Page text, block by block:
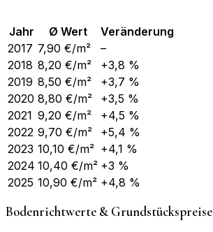
Jahr Ø Wert
Veränderung
2017 7,90 €/m²
–
2018 8,20 €/m²
+3,8 %
2019 8,50 €/m²
+3,7 %
2020 8,80 €/m²
+3,5 %
2021 9,20 €/m²
+4,5 %
2022 9,70 €/m²
+5,4 %
2023 10,10 €/m² +4,1 %
2024 10,40 €/m² +3 %
2025 10,90 €/m² +4,8 %
Bodenrichtwerte & Grundstückspreise